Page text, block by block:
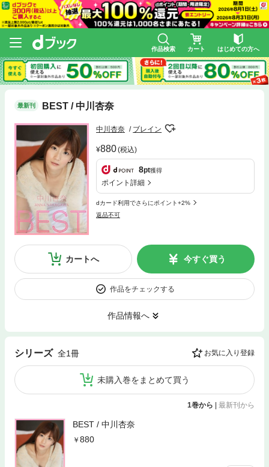
作品検索 カート はじめての方へ
最新刊 BEST / 中川杏奈
中川杏奈 ブレイン
880(税込)
8pt獲得
ポイント詳細
dカード利用でさらにポイント+2%
返品不可
カートへ 今すぐ買う
作品をチェックする
作品情報へ
シリーズ 全1冊 お気に入り登録
未購入巻をまとめて買う
1巻から 最新刊から
BEST / 中川杏奈
880